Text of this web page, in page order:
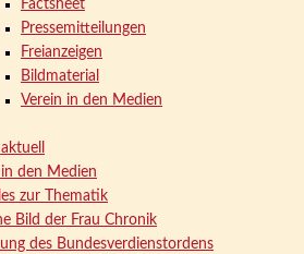
Factsheet
Pressemitteilungen
Freianzeigen
Bildmaterial
Verein in den Medien
in den Medien
zur Thematik
Bild der Frau Chronik
des Bundesverdienstordens